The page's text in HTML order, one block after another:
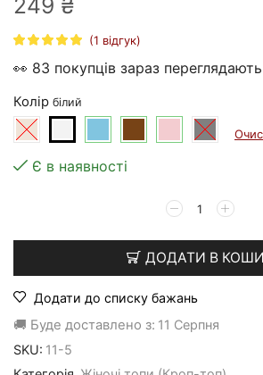
(1 відгук)
👀 83 покупців зараз
Колір
Є в наявності
Жіночий
топ
відкритою
спинкою
кількість
ДОДАТИ В
Додати до списку бажань
🚚 Буде доставлено з: 11 Серпня
SKU: 11-5